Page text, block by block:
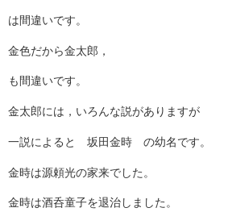
は間違いです。
金色だから金太郎，
も間違いです。
金太郎には，いろんな説がありますが
一説によると 坂田金時 の幼名です。
金時は源頼光の家来でした。
金時は酒呑童子を退治しました。